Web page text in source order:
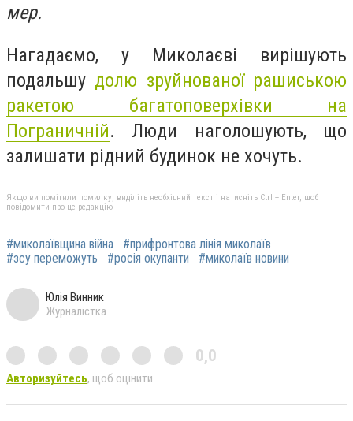
мер.
Нагадаємо, у Миколаєві вирішують
подальшу долю зруйнованої рашиською
ракетою багатоповерхівки на
Пограничній. Люди наголошують, що
залишати рідний будинок не хочуть.
Якщо ви помітили помилку, виділіть необхідний текст і натисніть Ctrl + Enter, щоб
повідомити про це редакцію
#миколаївщина війна
#прифронтова лінія миколаїв
#зсу переможуть
#росія окупанти #миколаїв новини
Юлія Винник
Журналістка
0,0
Авторизуйтесь, щоб оцінити